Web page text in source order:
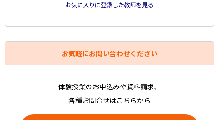
お気に入りに登録した教師を見る
お気軽にお問い合わせください
体験授業のお申込みや資料請求、
各種お問合せはこちらから